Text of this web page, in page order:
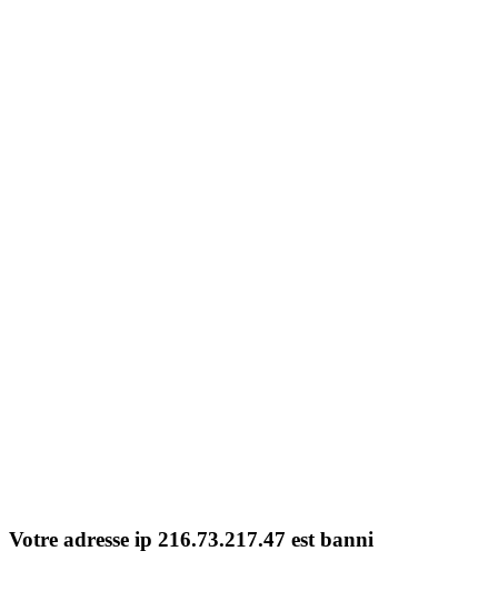
Votre adresse ip 216.73.217.47 est banni